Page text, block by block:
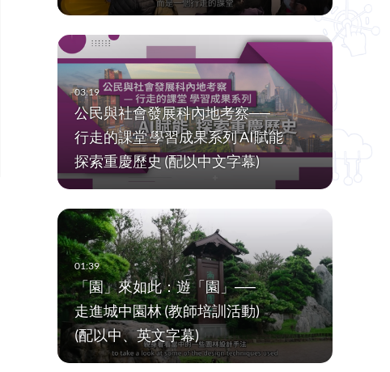
公民與社會發展科內地考察──
行走的課堂 學習成果系列 AI賦能
探索重慶歷史 (配以中文字幕)
「園」來如此：遊「園」──
走進城中園林 (教師培訓活動)
(配以中、英文字幕)